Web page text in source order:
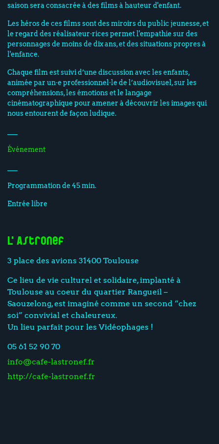
saison sera consacrée à des films à hauteur d'enfant.
Les héros de ces films sont des miroirs du public jeunesse, et
le regard des réalisateur·rices permet l'empathie sur des
personnages de moins de dix ans, et des situations propres à
l'enfance.
Chaque film est suivi d’une discussion avec les enfants,
animée par un·e professionnel·le de l’audiovisuel, sur les
compréhensions, les émotions et le langage
cinématographique pour amener à découvrir les images qui
nous entourent de façon ludique.
Événement
Programmation de 45 min.
Entrée libre
L'Astronef
3 place des avions 31400 Toulouse
Ce lieu de vie culturel et solidaire, implanté à
Toulouse au coeur du quartier Rangueil –
Saouzelong, est imaginé comme un second “chez
soi” convivial et chaleureux.
Un lieu parfait pour les Vidéophages !
05 61 52 90 70
info@cafe-lastronef.fr
http://cafe-lastronef.fr